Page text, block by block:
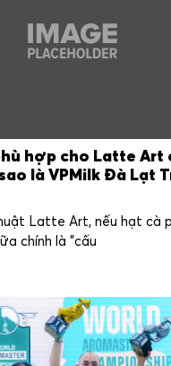
hợp cho Latte Art
là VPMilk Đà Lạt
Latte Art, nếu hạt cà
chính là "cấu